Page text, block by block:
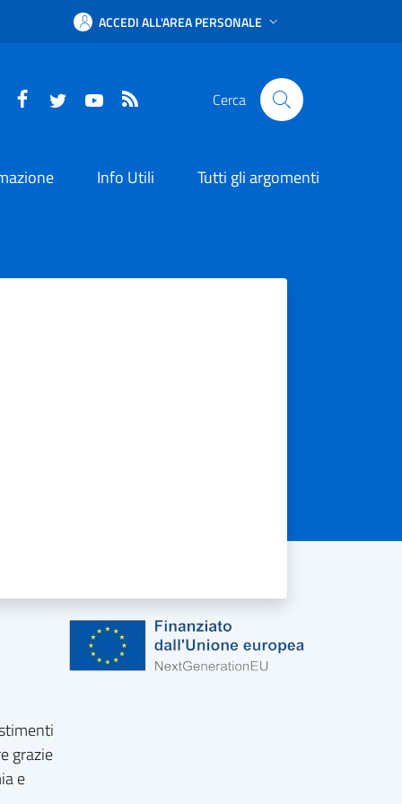
ACCEDI ALL'AREA PERSONALE
FacebookTwitter YouTube Cerca
Info Utili Tutti gli argomenti
grazie
e